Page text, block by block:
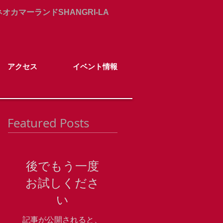
カマーランドSHANGRI-LA
アクセス イベント情報
Featured Posts
後でもう一度
お試しくださ
い
記事が公開されると、